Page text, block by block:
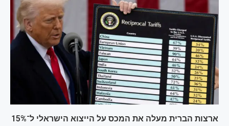
ארצות הברית מעלה את המכס על הייצוא הישראלי ל־15%